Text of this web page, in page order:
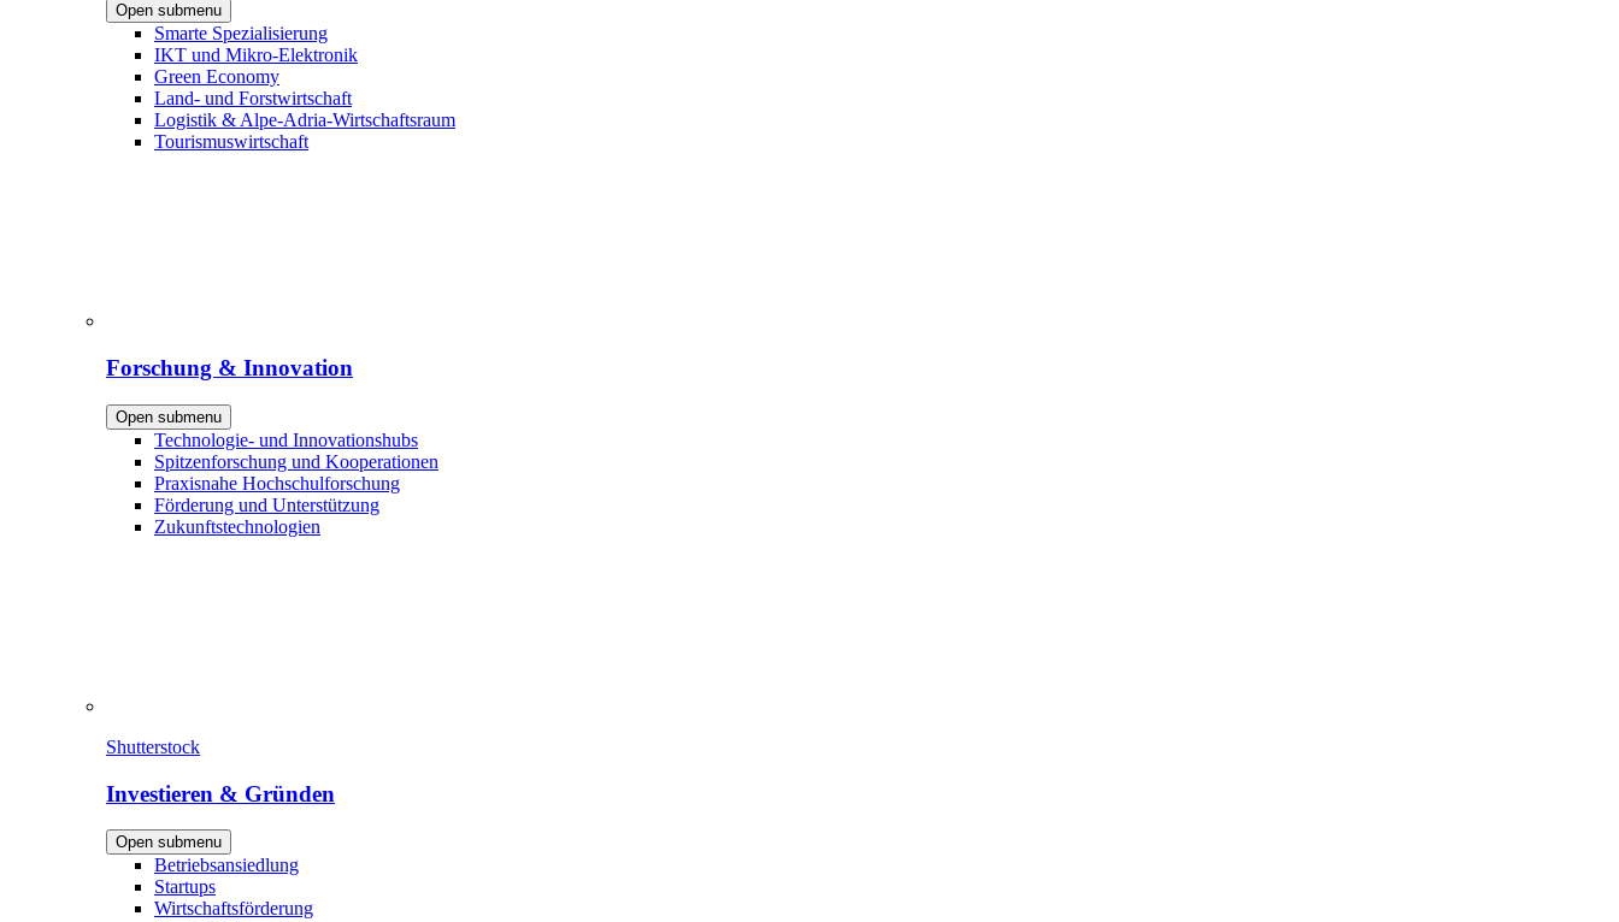
Open submenu
Smarte Spezialisierung
IKT und Mikro-Elektronik
Green Economy
Land- und Forstwirtschaft
Logistik & Alpe-Adria-Wirtschaftsraum
Tourismuswirtschaft
Forschung & Innovation
Open submenu
Technologie- und Innovationshubs
Spitzenforschung und Kooperationen
Praxisnahe Hochschulforschung
Förderung und Unterstützung
Zukunftstechnologien
Shutterstock
Investieren & Gründen
Open submenu
Betriebsansiedlung
Startups
Wirtschaftsförderung